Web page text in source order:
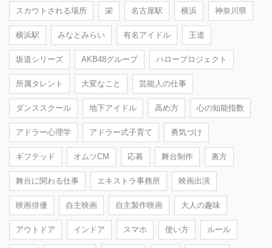
スカウトされる場所 栄 名古屋駅 横浜 神奈川県
横浜駅 みなとみらい 有名アイドル 王道
坂道シリーズ AKB48グループ ハロープロジェクト
所属タレント 大変なこと 芸能人の仕事
ダンススクール 地下アイドル 高め方 心の知能指数
アドラー心理学 アドラー式子育て 勇気づけ
ギフテッド オムツCM 応募 舞台制作 裏方
舞台に関わる仕事 エキストラ事務所 映画出演
映画俳優 自主映画 自主製作映画 大人の趣味
アウトドア インドア スマホ 使い方 ルール